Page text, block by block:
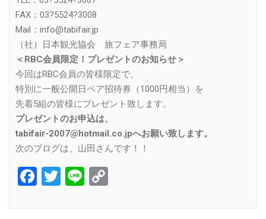
FAX：03?5524?3008
Mail：info@tabifair.jp
（社）日本観光協会 旅フェア事務局
＜RBC会員限定！プレゼントのお知らせ＞
今回はRBC会員の皆様限定で、
特別に一般公開日ペア招待券（1000円相当）を
先着5組の皆様にプレゼント致します。
プレゼントのお申込は、
tabifair-2007@hotmail.co.jpへお願い致します。
次のブログは、山田さんです！！
Facebook
Twitter
Line